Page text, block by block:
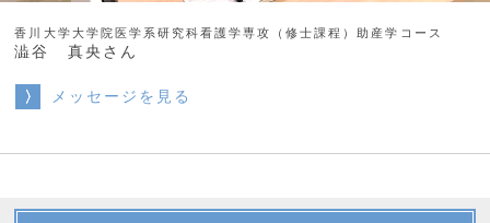
香川大学大学院医学系研究科看護学専攻（修士課程）助産学コース
澁谷 真央さん
メッセージを見る